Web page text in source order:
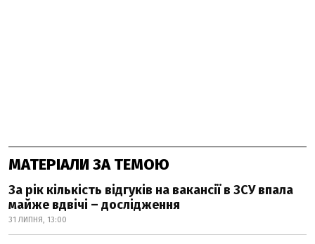
МАТЕРІАЛИ ЗА ТЕМОЮ
За рік кількість відгуків на вакансії в ЗСУ впала
майже вдвічі – дослідження
31 ЛИПНЯ, 13:00